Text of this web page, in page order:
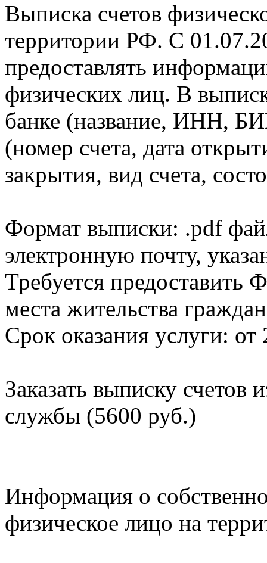
Выписка счетов
территории РФ. С
предоставлять
физических лиц. В
банке (название, ИНН,
(номер счета, дата
закрытия, вид счета,
Формат выписки: .pdf
электронную почту,
Требуется
места жительства
Срок оказания услуги: от
Заказать выписку счетов
службы (5600 руб.)
Информация о
физическое лицо на